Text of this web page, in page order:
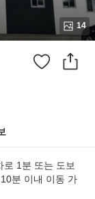
14
로 1분 또는 도보
분 이내 이동 가